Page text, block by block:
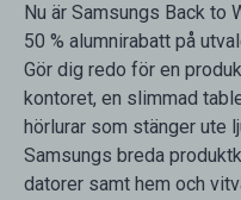
Nu är Samsungs Back to
50 % alumnirabatt på
Gör dig redo för en
kontoret, en slimmad
hörlurar som stänger ute
Samsungs breda
datorer samt hem och